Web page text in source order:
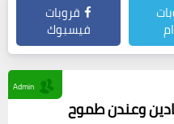
قروبات
فيسبوك
وعندن طموح
Admin